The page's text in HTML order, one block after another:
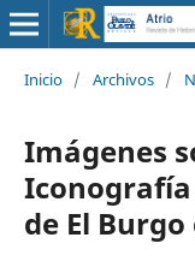
Inicio / Archivos /
Imágenes
de El